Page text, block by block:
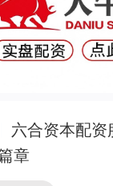
六合资本配
章